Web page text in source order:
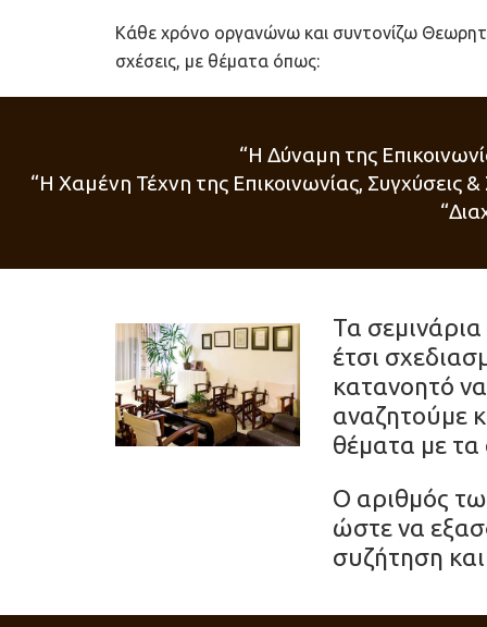
Κάθε χρόνο οργανώνω και συντονίζω
σχέσεις, με θέματα όπως:
“Η Δύναμη της
“H Χαμένη Τέχνη της Επικοινωνίας, Συγχύσεις
Τα σεμινάρια
έτσι
κατανοητό
αναζητούμε
θέματα με
Ο αριθμός
ώστε να
συζήτηση